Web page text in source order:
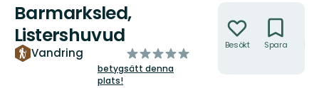
Barmarksled,
Listershuvud
Vandring
av
5
betygsätt denna
plats!
Besökt Spara